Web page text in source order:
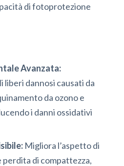
di fotoprotezione
Avanzata:
liberi dannosi causati da
da ozono e
i danni ossidativi
Migliora l’aspetto di
di compattezza,